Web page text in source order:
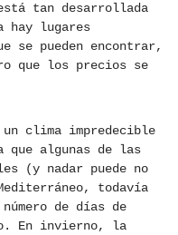
tan desarrollada
hay lugares
se pueden encontrar,
que los precios se
clima impredecible
algunas de las
(y nadar puede no
todavía
de días de
En invierno, la